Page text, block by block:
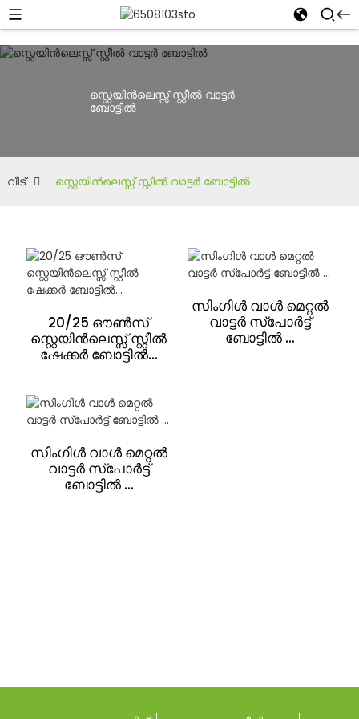
സ്റ്റെയിൻലെസ്സ് സ്റ്റീൽ വാട്ടർ
ബോട്ടിൽ
വീട് സ്റ്റെയിൻലെസ്സ് സ്റ്റീൽ വാട്ടർ ബോട്ടിൽ
20/25 ഔൺസ്
സ്റ്റെയിൻലെസ്സ് സ്റ്റീൽ
ഷേക്കർ ബോട്ടിൽ...
സിംഗിൾ വാൾ മെറ്റൽ
വാട്ടർ സ്‌പോർട്ട്
ബോട്ടിൽ ...
സിംഗിൾ വാൾ മെറ്റൽ
വാട്ടർ സ്‌പോർട്ട്
ബോട്ടിൽ ...